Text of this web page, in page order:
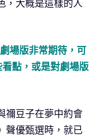
，大概是這樣的人
場版非常期待，可
點，或是對劇場版
禰豆子在夢中約會
聲優甄選時，就已